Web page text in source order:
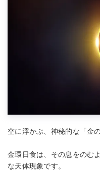
空に浮かぶ、神秘的な「金
金環日食は、その息をのむ
な天体現象です。